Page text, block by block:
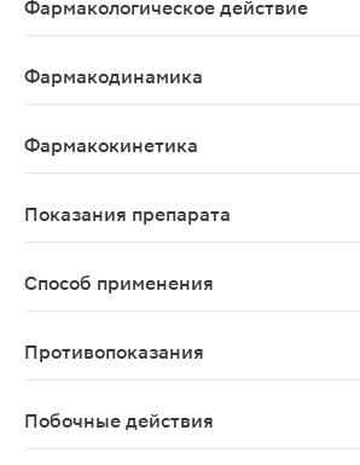
Фармакологическое действие
Фармакодинамика
Фармакокинетика
Показания препарата
Способ применения
Противопоказания
Побочные действия